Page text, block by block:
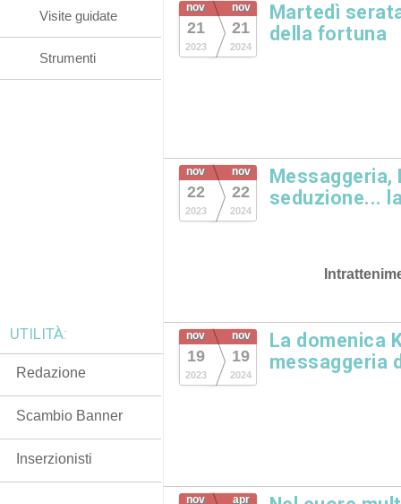
nov
21
2023
nov
21
2024
Martedì
della fortuna
nov
22
2023
nov
22
2024
Messaggeria,
seduzione...
nov
19
2023
nov
19
2024
La domenica
messaggeria
nov apr
Visite guidate
Strumenti
UTILITÀ:
Redazione
Scambio Banner
Inserzionisti